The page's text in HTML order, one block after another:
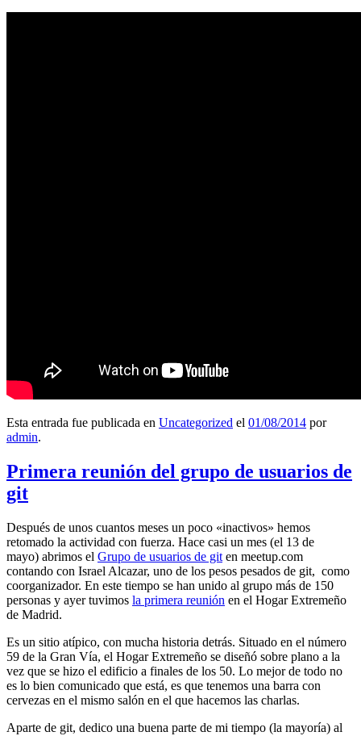
Esta entrada fue publicada en Uncategorized el 01/08/2014 por
admin.
Primera reunión del grupo de usuarios de
git
Después de unos cuantos meses un poco «inactivos» hemos
retomado la actividad con fuerza. Hace casi un mes (el 13 de
mayo) abrimos el Grupo de usuarios de git en meetup.com
contando con Israel Alcazar, uno de los pesos pesados de git, como
coorganizador. En este tiempo se han unido al grupo más de 150
personas y ayer tuvimos la primera reunión en el Hogar Extremeño
de Madrid.
Es un sitio atípico, con mucha historia detrás. Situado en el número
59 de la Gran Vía, el Hogar Extremeño se diseñó sobre plano a la
vez que se hizo el edificio a finales de los 50. Lo mejor de todo no
es lo bien comunicado que está, es que tenemos una barra con
cervezas en el mismo salón en el que hacemos las charlas.
Aparte de git, dedico una buena parte de mi tiempo (la mayoría) al